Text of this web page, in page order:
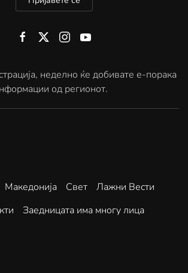
неделно ќе добивате е-порака
од регионот.
Македонија Свет
Лажни Вести
Заедницата има многу лица